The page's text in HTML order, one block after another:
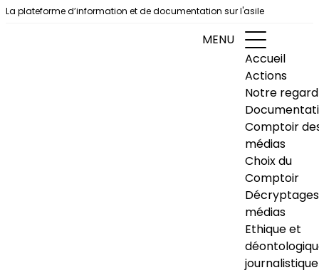
Aller au contenu
La plateforme d’information et de documentation sur l'asile
MENU
Accueil
Actions
Notre regard
Comptoir
médias
Choix du
Comptoir
Décryptages
médias
Ethique et
journalistique